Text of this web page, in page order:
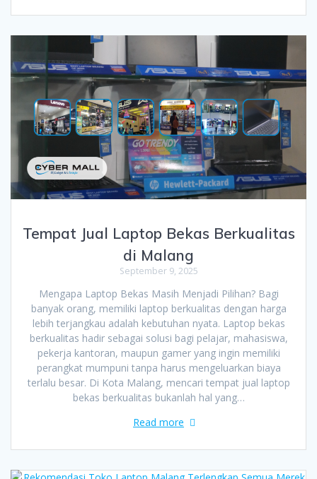
Tempat Jual Laptop Bekas Berkualitas
di Malang
September 9, 2025
Mengapa Laptop Bekas Masih Menjadi Pilihan? Bagi
banyak orang, memiliki laptop berkualitas dengan harga
lebih terjangkau adalah kebutuhan nyata. Laptop bekas
berkualitas hadir sebagai solusi bagi pelajar, mahasiswa,
pekerja kantoran, maupun gamer yang ingin memiliki
perangkat mumpuni tanpa harus mengeluarkan biaya
terlalu besar. Di Kota Malang, mencari tempat jual laptop
bekas berkualitas bukanlah hal yang…
Read more